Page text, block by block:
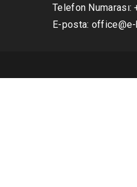
Telefon
E-posta: